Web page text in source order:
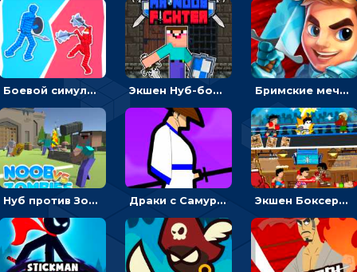
Боевой симулятор 3D: повтори позу рыцаря и победи врага Экшен Нуб-боец: прыгать через препятствия или бить врагов мечом Бримские мечи: бежать через преграды, бить врагов и собирать монеты
Нуб против Зомби: направлять линию на врага и бить молотом Драки с Самураем: бить мечом, чтобы уничтожать врагов Экшен Боксерский боец: менять сторону, чтобы бить противников